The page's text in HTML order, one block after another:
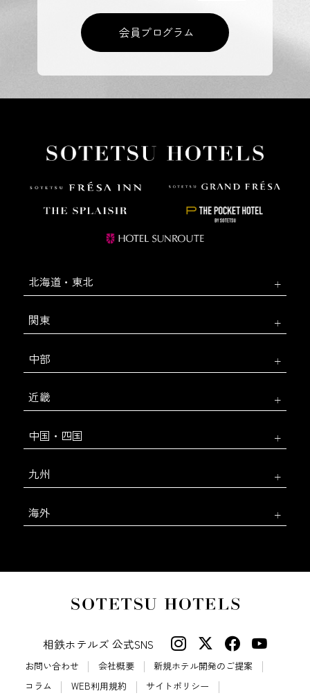
会員プログラム
北海道・東北
関東
中部
近畿
中国・四国
九州
海外
相鉄ホテルズ 公式SNS
お問い合わせ 会社概要
新規ホテル開発のご提案
コラム
WEB利用規約 サイトポリシー